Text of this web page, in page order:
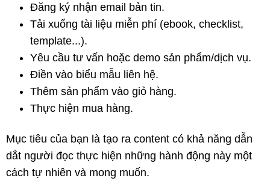
Đăng ký nhận email bản tin.
Tải xuống tài liệu miễn phí (ebook, checklist,
template...).
Yêu cầu tư vấn hoặc demo sản phẩm/dịch vụ.
Điền vào biểu mẫu liên hệ.
Thêm sản phẩm vào giỏ hàng.
Thực hiện mua hàng.
Mục tiêu của bạn là tạo ra content có khả năng dẫn
dắt người đọc thực hiện những hành động này một
cách tự nhiên và mong muốn.